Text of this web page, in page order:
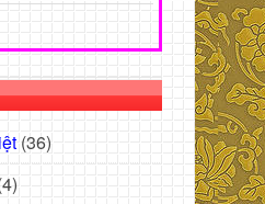
(36)